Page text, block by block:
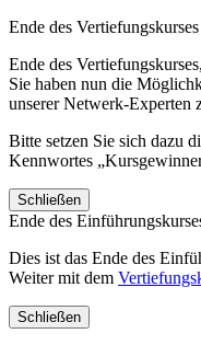
Ende des Vertiefungskurses
Ende des
Sie haben nun die
unserer Netwerk-Experten
Bitte setzen Sie sich dazu
Kennwortes
Schließen
Ende des
Dies ist das Ende des
Weiter mit dem
Schließen